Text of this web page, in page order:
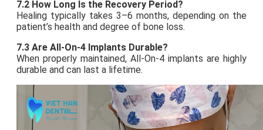
7.2 How Long Is the Recovery Period?
Healing typically takes 3–6 months, depending on the
patient’s health and degree of bone loss.
7.3 Are All-On-4 Implants Durable?
When properly maintained, All-On-4 implants are highly
durable and can last a lifetime.